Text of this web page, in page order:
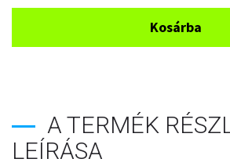
Kosárba
A TERMÉK
LEÍRÁSA